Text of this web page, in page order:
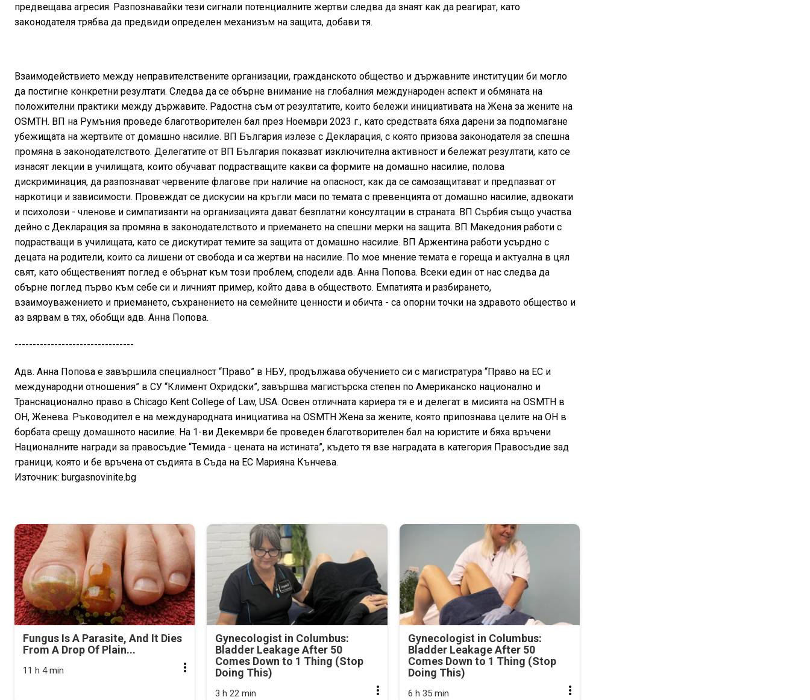
предвещава агресия. Разпознавайки тези сигнали потенциалните жертви следва да знаят как да реагират, като
законодателя трябва да предвиди определен механизъм на защита, добави тя.
Взаимодействието между неправителствените организации, гражданското общество и държавните институции би могло
да постигне конкретни резултати. Следва да се обърне внимание на глобалния международен аспект и обмяната на
положителни практики между държавите. Радостна съм от резултатите, които бележи инициативата на Жена за жените на
OSMTH. ВП на Румъния проведе благотворителен бал през Ноември 2023 г., като средствата бяха дарени за подпомагане
убежищата на жертвите от домашно насилие. ВП България излезе с Декларация, с която призова законодателя за спешна
промяна в законодателството. Делегатите от ВП България показват изключителна активност и бележат резултати, като се
изнасят лекции в училищата, които обучават подрастващите какви са формите на домашно насилие, полова
дискриминация, да разпознават червените флагове при наличие на опасност, как да се самозащитават и предпазват от
наркотици и зависимости. Провеждат се дискусии на кръгли маси по темата с превенцията от домашно насилие, адвокати
и психолози - членове и симпатизанти на организацията дават безплатни консултации в страната. ВП Сърбия също участва
дейно с Декларация за промяна в законодателството и приемането на спешни мерки на защита. ВП Македония работи с
подрастващи в училищата, като се дискутират темите за защита от домашно насилие. ВП Аржентина работи усърдно с
децата на родители, които са лишени от свобода и са жертви на насилие. По мое мнение темата е гореща и актуална в цял
свят, като общественият поглед е обърнат към този проблем, сподели адв. Анна Попова. Всеки един от нас следва да
обърне поглед първо към себе си и личният пример, който дава в обществото. Емпатията и разбирането,
взаимоуважението и приемането, съхранението на семейните ценности и обичта - са опорни точки на здравото общество и
аз вярвам в тях, обобщи адв. Анна Попова.
---------------------------------
Адв. Анна Попова е завършила специалност “Право” в НБУ, продължава обучението си с магистратура “Право на ЕС и
международни отношения” в СУ “Климент Охридски”, завършва магистърска степен по Американско национално и
Транснационално право в Chicago Kent College of Law, USA. Освен отличната кариера тя е и делегат в мисията на OSMTH в
ОН, Женева. Ръководител е на международната инициатива на OSMTH Жена за жените, която припознава целите на ОН в
борбата срещу домашното насилие. На 1-ви Декември бе проведен благотворителен бал на юристите и бяха връчени
Националните награди за правосъдие “Темида - цената на истината”, където тя взе наградата в категория Правосъдие зад
граници, която и бе връчена от съдията в Съда на ЕС Марияна Кънчева.
Източник: burgasnovinite.bg
Fungus Is A Parasite, And It Dies
From A Drop Of Plain...
11 h 4 min
Gynecologist in Columbus:
Bladder Leakage After 50
Comes Down to 1 Thing (Stop
Doing This)
3 h 22 min
Gynecologist in Columbus:
Bladder Leakage After 50
Comes Down to 1 Thing (Stop
Doing This)
6 h 35 min